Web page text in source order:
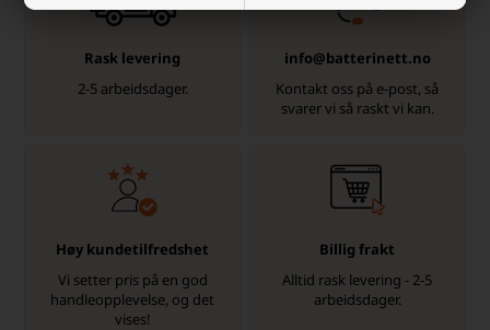
Rask levering
2-5 arbeidsdager.
info@batterinett.no
Kontakt oss på e-post, så
svarer vi så raskt vi kan.
Høy kundetilfredshet
Vi setter pris på en god
handleopplevelse, og det
vises!
Billig frakt
Alltid rask levering - 2-5
arbeidsdager.